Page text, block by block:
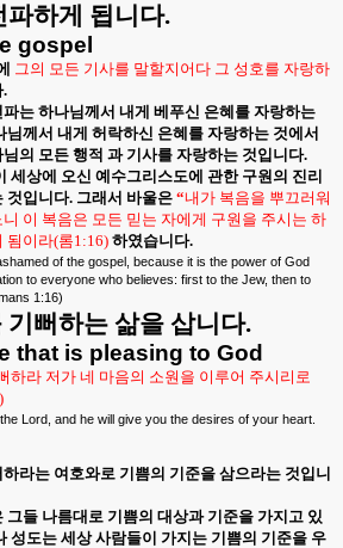
파하게 됩니다.
gospel
그의 모든 기사를 말할지어다 그 성호를 자랑하
.
는 하나님께서 내게 베푸신 은혜를 자랑하는
님께서 내게 허락하신 은혜를 자랑하는 것에서
의 모든 행적 과 기사를 자랑하는 것입니다.
세상에 오신 예수그리스도에 관한 구원의 진리
것입니다. 그래서 바울은 “내가 복음을 뿌끄러워
이 복음은 모든 믿는 자에게 구원을 주시는 하
됨이라(롬1:16) 하였습니다.
of the gospel, because it is the power of God
to everyone who believes: first to the Jew, then to
1:16)
기뻐하는 삶을 삽니다.
that is pleasing to God
하라 저가 네 마음의 소원을 이루어 주시리로
Lord, and he will give you the desires of your heart.
라는 여호와로 기쁨의 기준을 삼으라는 것입니
그들 나름대로 기쁨의 대상과 기준을 가지고 있
성도는 세상 사람들이 가지는 기쁨의 기준을 우